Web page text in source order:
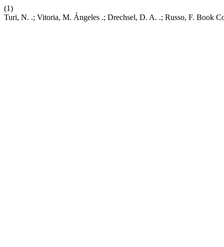
(1)
Turi, N. .; Vitoria, M. Ángeles .; Drechsel, D. A. .; Russo, F. Book